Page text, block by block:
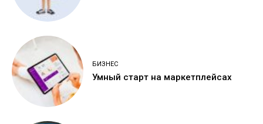
БИЗНЕС
Умный старт на маркетплейсах